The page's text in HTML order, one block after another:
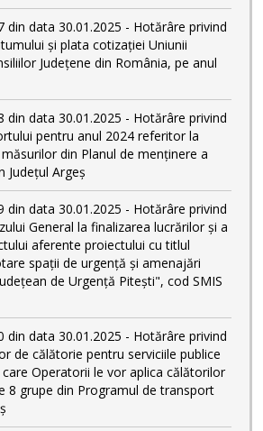
din data 30.01.2025 - Hotărâre privind
și plata cotizației Uniunii
Județene din România, pe anul
din data 30.01.2025 - Hotărâre privind
pentru anul 2024 referitor la
din Planul de menținere a
Județul Argeș
din data 30.01.2025 - Hotărâre privind
General la finalizarea lucrărilor și a
aferente proiectului cu titlul
spații de urgență și amenajări
de Urgență Pitești", cod SMIS
din data 30.01.2025 - Hotărâre privind
de călătorie pentru serviciile publice
Operatorii le vor aplica călătorilor
8 grupe din Programul de transport